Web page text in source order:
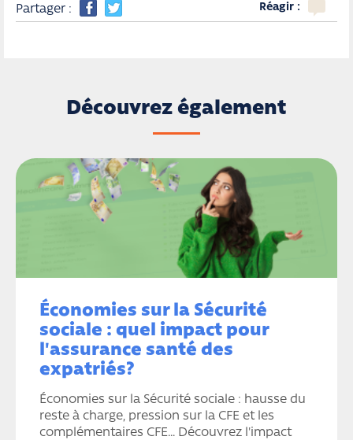
Partager : Réagir :
Découvrez également
Économies sur la Sécurité
sociale : quel impact pour
l'assurance santé des
expatriés?
Économies sur la Sécurité sociale : hausse du
reste à charge, pression sur la CFE et les
complémentaires CFE… Découvrez l'impact